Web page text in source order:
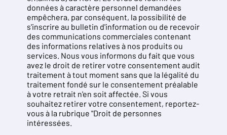
données à caractère personnel demandées
empêchera, par conséquent, la possibilité de
s'inscrire au bulletin d'information ou de recevoir
des communications commerciales contenant
des informations relatives à nos produits ou
services. Nous vous informons du fait que vous
avez le droit de retirer votre consentement audit
traitement à tout moment sans que la légalité du
traitement fondé sur le consentement préalable
à votre retrait n'en soit affectée. Si vous
souhaitez retirer votre consentement, reportez-
vous à la rubrique "Droit de personnes
intéressées.